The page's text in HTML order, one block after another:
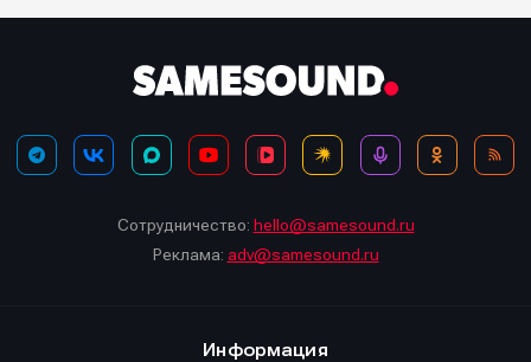
Сотрудничество: hello@samesound.ru
Реклама: adv@samesound.ru
Информация